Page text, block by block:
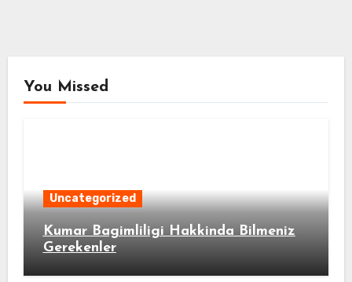
You Missed
Uncategorized
Kumar Bagimliligi Hakkinda Bilmeniz
Gerekenler